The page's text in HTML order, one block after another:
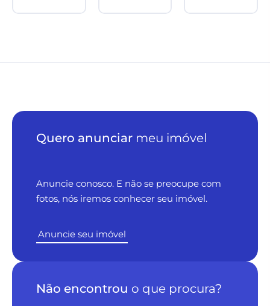
Quero anunciar meu imóvel
Anuncie conosco. E não se preocupe com
fotos, nós iremos conhecer seu imóvel.
Anuncie seu imóvel
Não encontrou o que procura?